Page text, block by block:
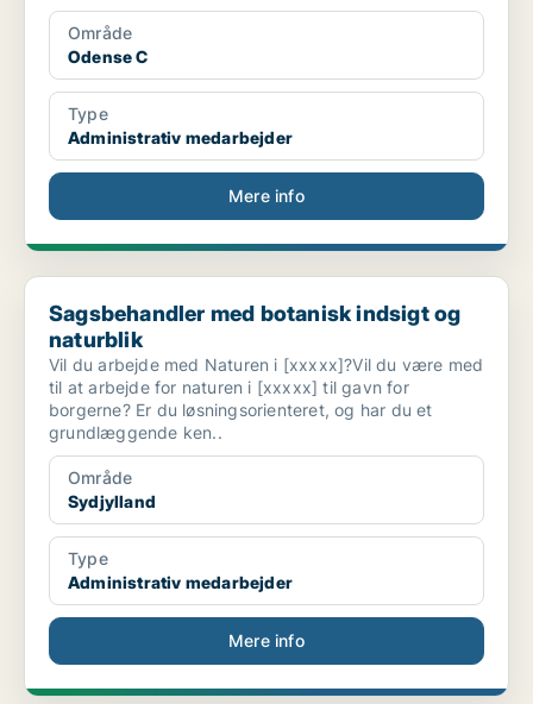
Område
Odense C
Type
Administrativ medarbejder
Mere info
Sagsbehandler med botanisk indsigt og naturblik
Sagsbehandler med botanisk indsigt og
naturblik
Vil du arbejde med Naturen i [xxxxx]?Vil du være med
til at arbejde for naturen i [xxxxx] til gavn for
borgerne? Er du løsningsorienteret, og har du et
grundlæggende ken..
Område
Sydjylland
Type
Administrativ medarbejder
Mere info